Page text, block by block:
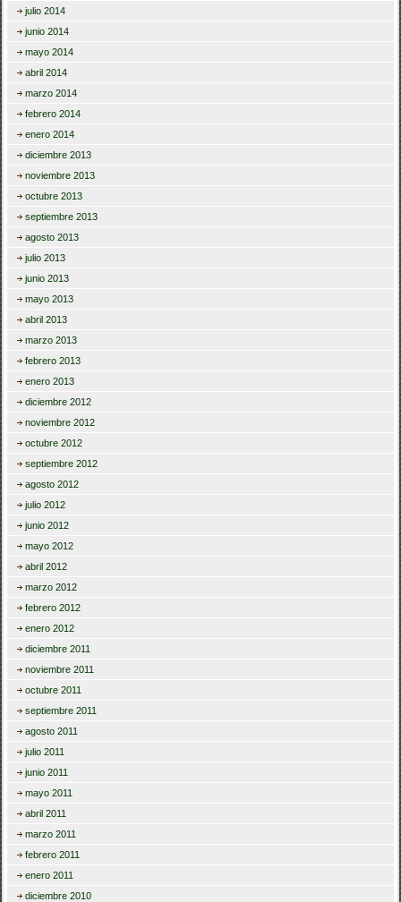
julio 2014
junio 2014
mayo 2014
abril 2014
marzo 2014
febrero 2014
enero 2014
diciembre 2013
noviembre 2013
octubre 2013
septiembre 2013
agosto 2013
julio 2013
junio 2013
mayo 2013
abril 2013
marzo 2013
febrero 2013
enero 2013
diciembre 2012
noviembre 2012
octubre 2012
septiembre 2012
agosto 2012
julio 2012
junio 2012
mayo 2012
abril 2012
marzo 2012
febrero 2012
enero 2012
diciembre 2011
noviembre 2011
octubre 2011
septiembre 2011
agosto 2011
julio 2011
junio 2011
mayo 2011
abril 2011
marzo 2011
febrero 2011
enero 2011
diciembre 2010